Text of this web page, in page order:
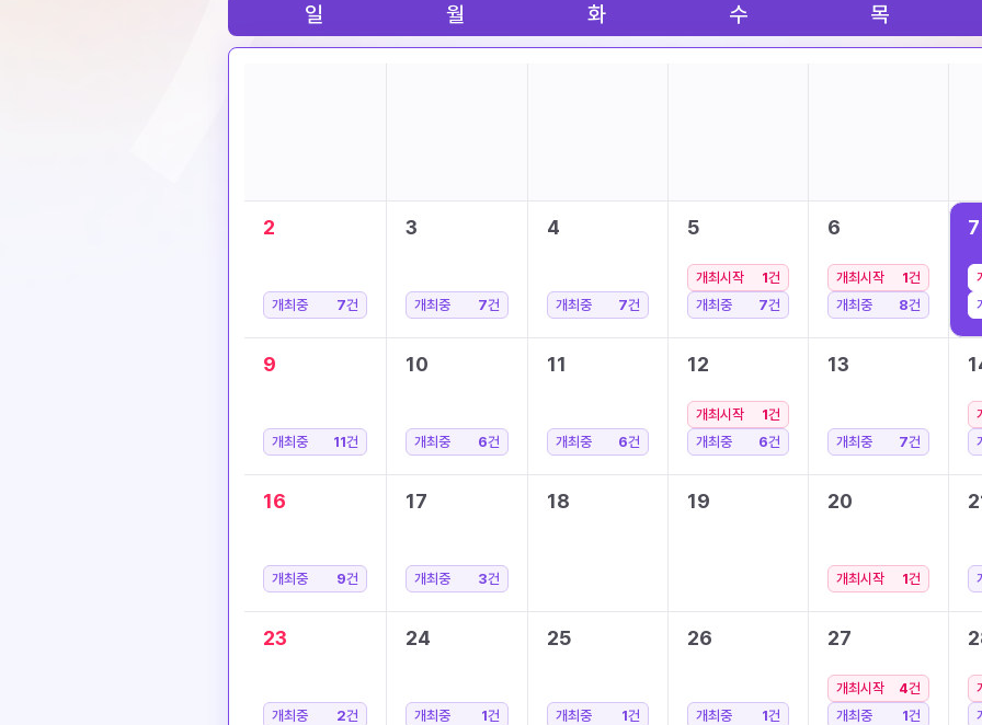
일 월 화 수 목
2
개최중 7건
3
개최중 7건
4
개최중 7건
5
개최시작 1건
개최중
7건
6
개최시작 1건
개최중
8건
7
9
개최중 11건
10
개최중 6건
11
개최중 6건
12
개최시작 1건
개최중
6건
13
개최중 7건
16
개최중 9건
17
개최중 3건
18 19 20
개최시작 1건
23
개최중 2건
24
개최중 1건
25
개최중 1건
26
개최중 1건
27
개최시작 4건
개최중
1건